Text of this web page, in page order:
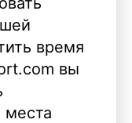
время
вы
места